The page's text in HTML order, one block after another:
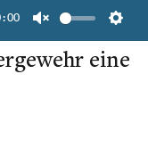
Unmute
schoss
eine